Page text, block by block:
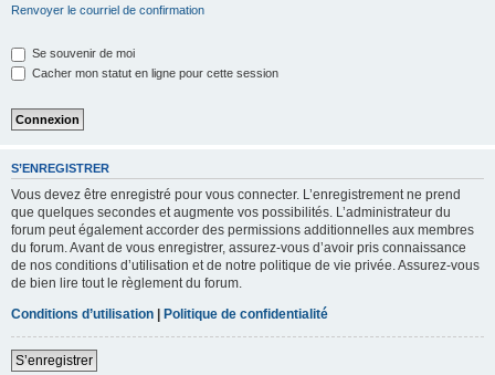
Renvoyer le courriel de confirmation
Se souvenir de moi
Cacher mon statut en ligne pour cette session
S’ENREGISTRER
Vous devez être enregistré pour vous connecter. L’enregistrement ne prend
que quelques secondes et augmente vos possibilités. L’administrateur du
forum peut également accorder des permissions additionnelles aux membres
du forum. Avant de vous enregistrer, assurez-vous d’avoir pris connaissance
de nos conditions d’utilisation et de notre politique de vie privée. Assurez-vous
de bien lire tout le règlement du forum.
Conditions d’utilisation | Politique de confidentialité
S’enregistrer